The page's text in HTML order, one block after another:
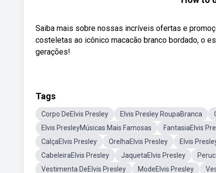
Saiba mais sobre nossas incríveis ofertas e
costeletas ao icônico macacão branco bordado, o
gerações!
Tags
Corpo DeElvis Presley Elvis Presley RoupaBranca
Elvis PresleyMúsicas Mais Famosas
FantasiaElvis
CalçaElvis Presley
OrelhaElvis Presley Elvis
CabeleiraElvis Presley
JaquetaElvis Presley
Vestimenta DeElvis Presley
ModeElvis Presley